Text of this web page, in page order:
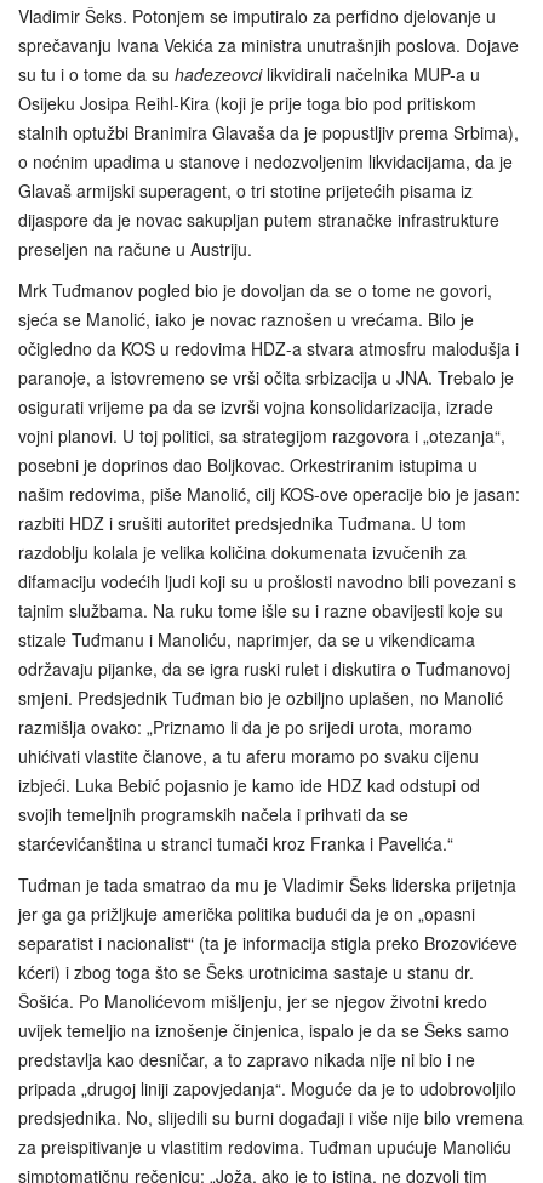
Vladimir Šeks. Potonjem se imputiralo za perfidno djelovanje u
sprečavanju Ivana Vekića za ministra unutrašnjih poslova. Dojave
su tu i o tome da su hadezeovcilikvidirali načelnika MUP-a u
Osijeku Josipa Reihl-Kira (koji je prije toga bio pod pritiskom
stalnih optužbi Branimira Glavaša da je popustljiv prema Srbima),
o noćnim upadima u stanove i nedozvoljenim likvidacijama, da je
Glavaš armijski superagent, o tri stotine prijetećih pisama iz
dijaspore da je novac sakupljan putem stranačke infrastrukture
preseljen na račune u Austriju.
Mrk Tuđmanov pogled bio je dovoljan da se o tome ne govori,
sjeća se Manolić, iako je novac raznošen u vrećama. Bilo je
očigledno da KOS u redovima HDZ-a stvara atmosfru malodušja i
paranoje, a istovremeno se vrši očita srbizacija u JNA. Trebalo je
osigurati vrijeme pa da se izvrši vojna konsolidarizacija, izrade
vojni planovi. U toj politici, sa strategijom razgovora i „otezanja“,
posebni je doprinos dao Boljkovac. Orkestriranim istupima u
našim redovima, piše Manolić, cilj KOS-ove operacije bio je jasan:
razbiti HDZ i srušiti autoritet predsjednika Tuđmana. U tom
razdoblju kolala je velika količina dokumenata izvučenih za
difamaciju vodećih ljudi koji su u prošlosti navodno bili povezani s
tajnim službama. Na ruku tome išle su i razne obavijesti koje su
stizale Tuđmanu i Manoliću, naprimjer, da se u vikendicama
održavaju pijanke, da se igra ruski rulet i diskutira o Tuđmanovoj
smjeni. Predsjednik Tuđman bio je ozbiljno uplašen, no Manolić
razmišlja ovako: „Priznamo li da je po srijedi urota, moramo
uhićivati vlastite članove, a tu aferu moramo po svaku cijenu
izbjeći. Luka Bebić pojasnio je kamo ide HDZ kad odstupi od
svojih temeljnih programskih načela i prihvati da se
starćevićanština u stranci tumači kroz Franka i Pavelića.“
Tuđman je tada smatrao da mu je Vladimir Šeks liderska prijetnja
jer ga ga prižljkuje američka politika budući da je on „opasni
separatist i nacionalist“ (ta je informacija stigla preko Brozovićeve
kćeri) i zbog toga što se Šeks urotnicima sastaje u stanu dr.
Šošića. Po Manolićevom mišljenju, jer se njegov životni kredo
uvijek temeljio na iznošenje činjenica, ispalo je da se Šeks samo
predstavlja kao desničar, a to zapravo nikada nije ni bio i ne
pripada „drugoj liniji zapovjedanja“. Moguće da je to udobrovoljilo
predsjednika. No, slijedili su burni događaji i više nije bilo vremena
za preispitivanje u vlastitim redovima. Tuđman upućuje Manoliću
simptomatičnu rečenicu: „Joža, ako je to istina, ne dozvoli tim